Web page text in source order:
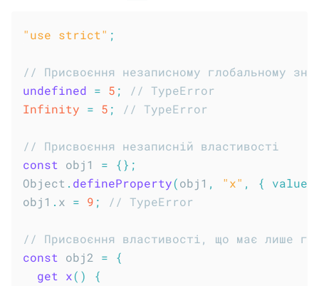
"use strict" ;
// Присвоєння незаписному глобальному
undefined = 5 ;
// TypeError
Infinity = 5 ; // TypeError
// Присвоєння незаписній властивості
const obj1 = {} ;
Object . defineProperty(obj1 , "x" , { value
obj1 . x = 9 ; // TypeError
// Присвоєння властивості, що має лише
const obj2 =
{
get
x( )
{